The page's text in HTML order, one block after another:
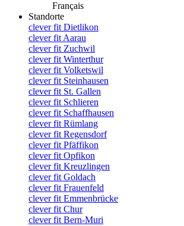
Français
Standorte
clever fit Dietlikon
clever fit Aarau
clever fit Zuchwil
clever fit Winterthur
clever fit Volketswil
clever fit Steinhausen
clever fit St. Gallen
clever fit Schlieren
clever fit Schaffhausen
clever fit Rümlang
clever fit Regensdorf
clever fit Pfäffikon
clever fit Opfikon
clever fit Kreuzlingen
clever fit Goldach
clever fit Frauenfeld
clever fit Emmenbrücke
clever fit Chur
clever fit Bern-Muri